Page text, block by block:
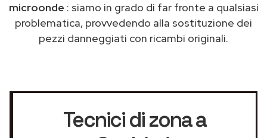
microonde : siamo in grado di far fronte a qualsiasi
problematica, provvedendo alla sostituzione dei
pezzi danneggiati con ricambi originali.
Tecnici di zona a